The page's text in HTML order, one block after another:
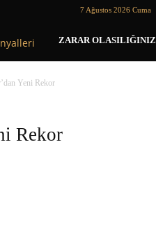
7 Ağustos 2026 Cuma
Forex
Koçu
ZARAR OLASILIĞINIZ
Yeni Rekor
Rekor